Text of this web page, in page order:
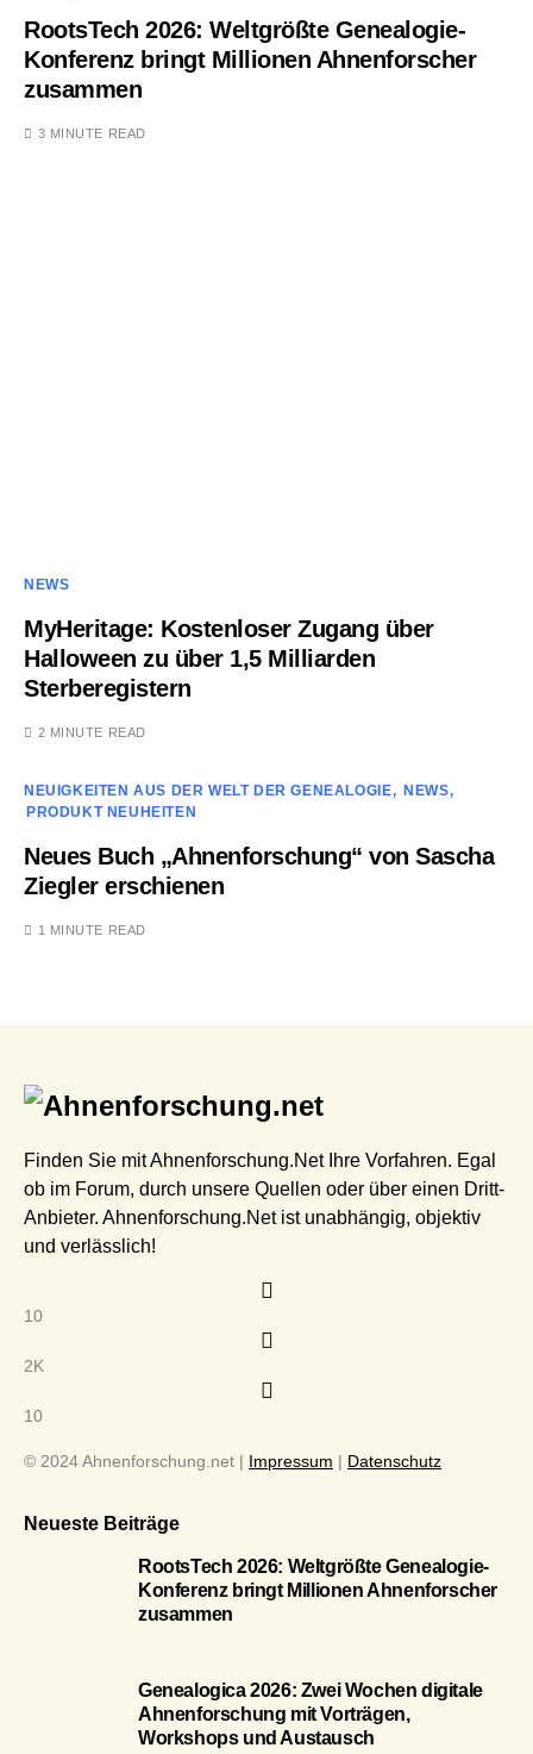
RootsTech 2026: Weltgrößte Genealogie-
Konferenz bringt Millionen Ahnenforscher
zusammen
3 MINUTE READ
NEWS
MyHeritage: Kostenloser Zugang über
Halloween zu über 1,5 Milliarden
Sterberegistern
2 MINUTE READ
NEUIGKEITEN AUS DER WELT DER GENEALOGIE
NEWS
PRODUKT NEUHEITEN
Neues Buch „Ahnenforschung“ von Sascha
Ziegler erschienen
1 MINUTE READ
Finden Sie mit Ahnenforschung.Net Ihre Vorfahren. Egal
ob im Forum, durch unsere Quellen oder über einen Dritt-
Anbieter. Ahnenforschung.Net ist unabhängig, objektiv
und verlässlich!
10
2K
10
© 2024 Ahnenforschung.net | Impressum | Datenschutz
Neueste Beiträge
RootsTech 2026: Weltgrößte Genealogie-
Konferenz bringt Millionen Ahnenforscher
zusammen
Genealogica 2026: Zwei Wochen digitale
Ahnenforschung mit Vorträgen,
Workshops und Austausch